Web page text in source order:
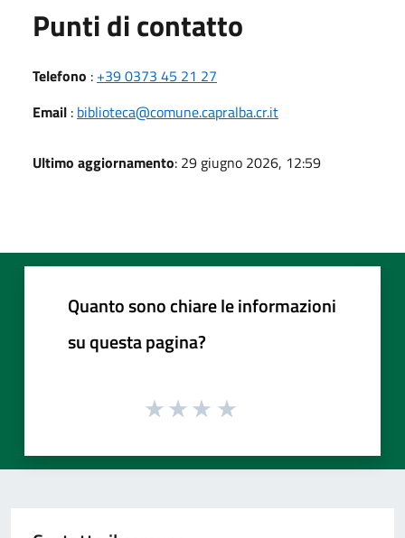
Punti di contatto
Telefono : +39 0373 45 21 27
Email : biblioteca@comune.capralba.cr.it
Ultimo aggiornamento: 29 giugno 2026, 12:59
Quanto sono chiare le informazioni
su questa pagina?